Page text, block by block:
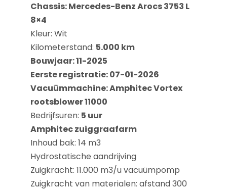
Chassis: Mercedes-Benz Arocs 3753 L
8×4
Kleur: Wit
Kilometerstand: 5.000 km
Bouwjaar: 11-2025
Eerste registratie: 07-01-2026
Vacuümmachine: Amphitec Vortex
rootsblower 11000
Bedrijfsuren: 5 uur
Amphitec zuiggraafarm
Inhoud bak: 14 m3
Hydrostatische aandrijving
Zuigkracht: 11.000 m3/u vacuümpomp
Zuigkracht van materialen: afstand 300